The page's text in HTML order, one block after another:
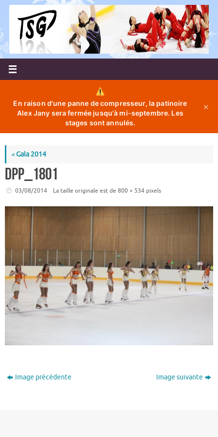
Passer
contenu
En raison d'une panne de compresseur, la patinoire
Alex Jany sera fermée jusqu'à mi-septembre. Les
stages sont annulés.
✕
«Gala 2014
DPP_1801
03/08/2014 La taille originale est de 800 × 534pixels
Image précédente Image suivante